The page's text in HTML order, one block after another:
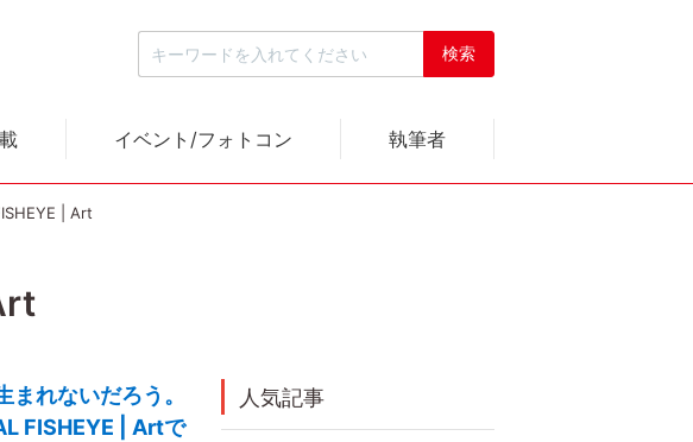
イベント/フォトコン 執筆者
| Art
れないだろう。
FISHEYE | Artで
人気記事